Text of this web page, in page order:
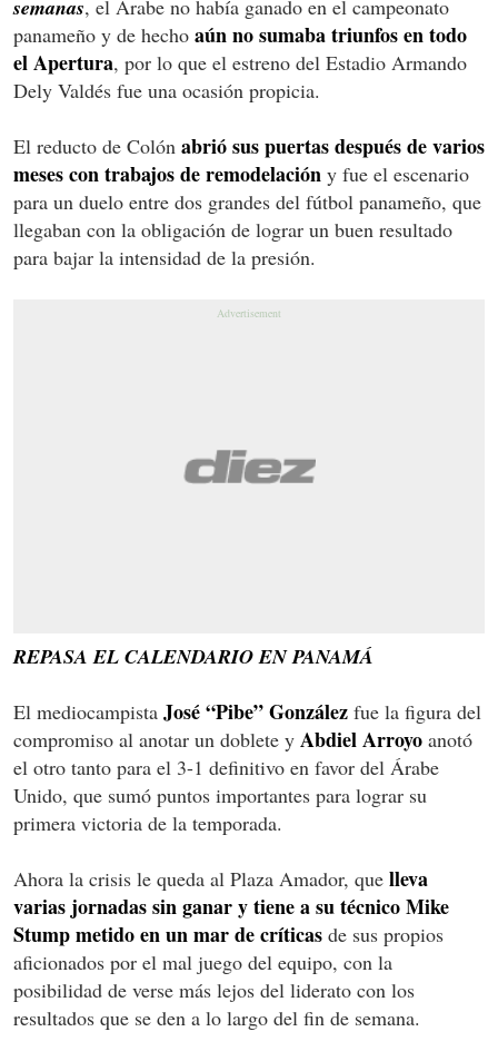
semanas, el Árabe no había ganado en el campeonato
panameño y de hecho aún no sumaba triunfos en todo
el Apertura, por lo que el estreno del Estadio Armando
Dely Valdés fue una ocasión propicia.
El reducto de Colón abrió sus puertas después de varios
meses con trabajos de remodelación y fue el escenario
para un duelo entre dos grandes del fútbol panameño, que
llegaban con la obligación de lograr un buen resultado
para bajar la intensidad de la presión.
REPASA EL CALENDARIO EN PANAMÁ
El mediocampista José “Pibe” González fue la figura del
compromiso al anotar un doblete y Abdiel Arroyo anotó
el otro tanto para el 3-1 definitivo en favor del Árabe
Unido, que sumó puntos importantes para lograr su
primera victoria de la temporada.
Ahora la crisis le queda al Plaza Amador, que lleva
varias jornadas sin ganar y tiene a su técnico Mike
Stump metido en un mar de críticas de sus propios
aficionados por el mal juego del equipo, con la
posibilidad de verse más lejos del liderato con los
resultados que se den a lo largo del fin de semana.